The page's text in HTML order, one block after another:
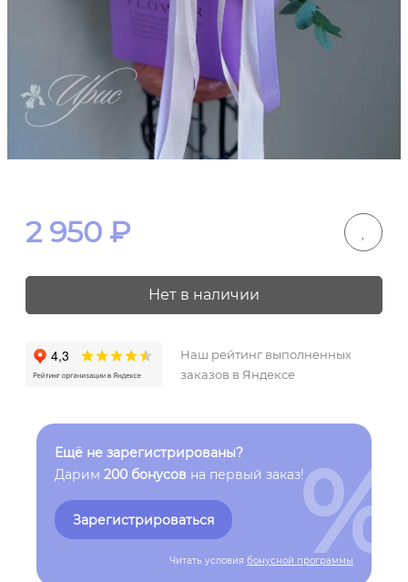
2 950 ₽
Нет в наличии
Наш рейтинг выполненных
заказов в Яндексе
Ещё не зарегистрированы?
Дарим 200 бонусов на первый заказ!
Зарегистрироваться
Читать условия бонусной программы
%